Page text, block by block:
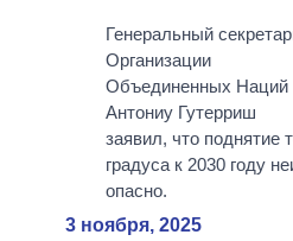
Генеральный
Организации
Объединенных Наций
Антониу Гутерриш
заявил, что поднятие
градуса к 2030 году
опасно.
3 ноября, 2025